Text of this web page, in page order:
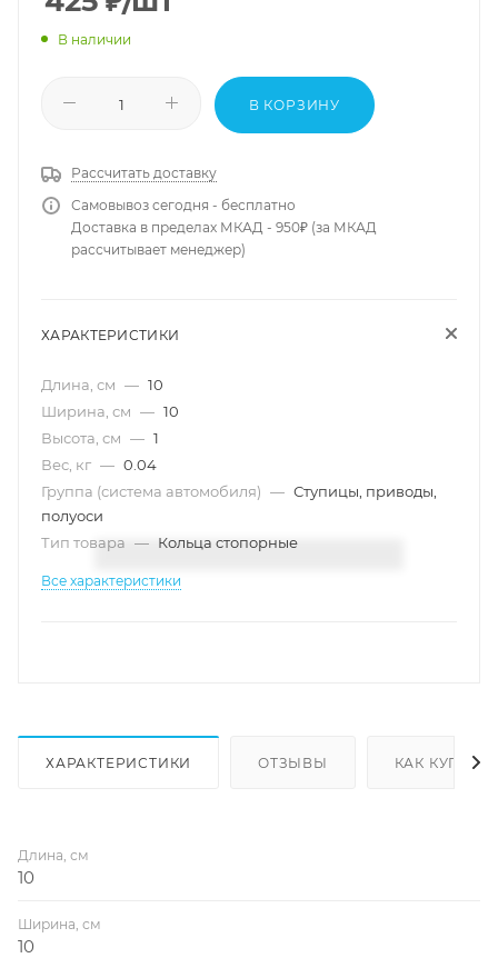
В наличии
В КОРЗИНУ
Рассчитать доставку
Самовывоз сегодня - бесплатно
Доставка в пределах МКАД - 950₽ (за МКАД
рассчитывает менеджер)
ХАРАКТЕРИСТИКИ
Длина, см — 10
Ширина, см — 10
Высота, см — 1
Вес, кг — 0.04
Группа (система автомобиля) — Ступицы, приводы,
полуоси
Тип товара — Кольца стопорные
Все характеристики
ХАРАКТЕРИСТИКИ ОТЗЫВЫ КАК КУПИТЬ
Длина, см
10
Ширина, см
10